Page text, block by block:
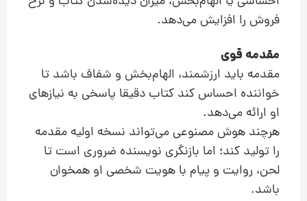
فروش را افزایش می‌دهد.
مقدمه قوی
مقدمه باید ارزشمند، الهام‌بخش و شفاف باشد تا
خواننده احساس کند کتاب دقیقا پاسخی به نیازهای
او ارائه می‌دهد.
هرچند هوش مصنوعی می‌تواند نسخه اولیه مقدمه
را تولید کند؛ اما بازنگری نویسنده ضروری است تا
لحن، روایت و پیام با هویت شخصی او همخوان
باشد.